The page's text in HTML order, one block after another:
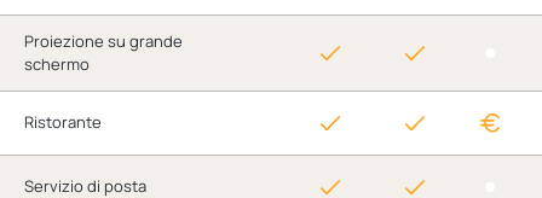
Proiezione su grande
schermo
Ristorante
Servizio di posta